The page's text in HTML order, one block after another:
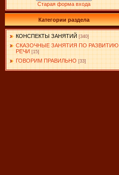
Старая форма входа
Категории раздела
КОНСПЕКТЫ ЗАНЯТИЙ [340]
СКАЗОЧНЫЕ ЗАНЯТИЯ ПО РАЗВИТИЮ
РЕЧИ [15]
ГОВОРИМ ПРАВИЛЬНО [33]